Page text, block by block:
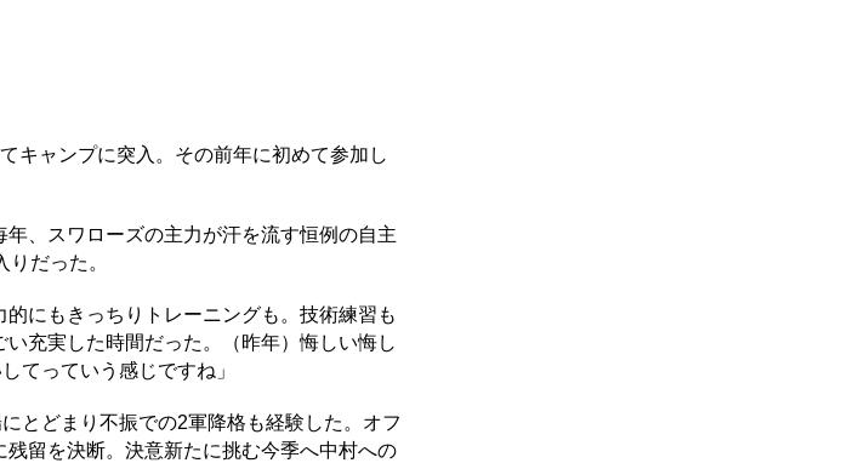
キャンプに突入。その前年に初めて参加し
、スワローズの主力が汗を流す恒例の自主
だった。
にもきっちりトレーニングも。技術練習も
充実した時間だった。（昨年）悔しい悔し
てっていう感じですね」
とどまり不振での2軍降格も経験した。オフ
留を決断。決意新たに挑む今季へ中村への